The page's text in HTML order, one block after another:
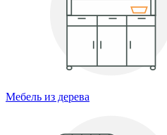
Мебель из дерева